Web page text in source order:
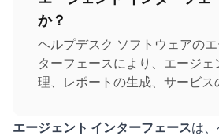
か？
ヘルプデスク ソフトウェアの
ターフェースにより、エージ
理、レポートの生成、サービス
チャットなどの機能が含まれて
エージェント インターフェースは